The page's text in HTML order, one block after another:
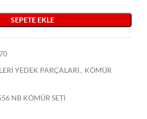
SEPETE EKLE
YEDEK PARÇALARI , KÖMÜR
NB KÖMÜR SETİ